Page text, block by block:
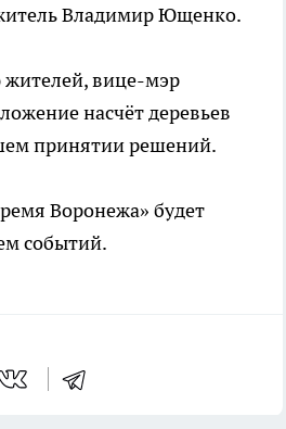
Владимир Ющенко.
вице-мэр
насчёт деревьев
принятии решений.
Воронежа» будет
событий.